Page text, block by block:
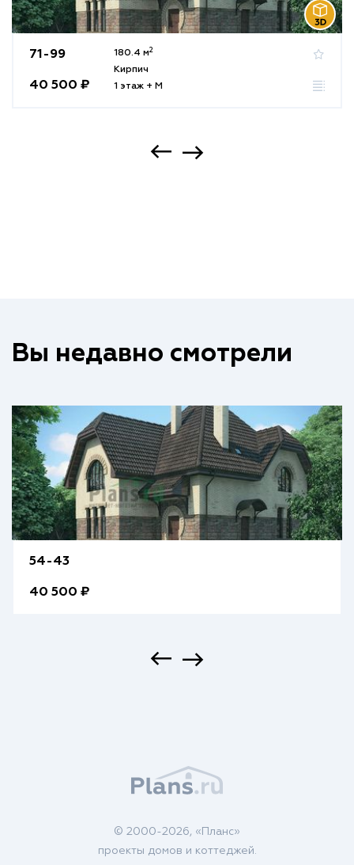
71-99
40 500 ₽
180.4 м2
Кирпич
1 этаж + М
Вы недавно смотрели
54-43
40 500 ₽
© 2000-2026, «Планс»
проекты домов и коттеджей.